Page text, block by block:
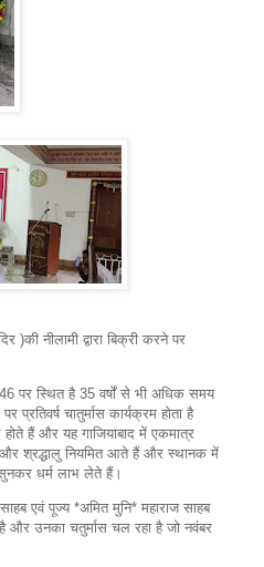
नीलामी द्वारा बिक्री करने पर
पर स्थित है 35 वर्षों से भी अधिक समय
चातुर्मास कार्यक्रम होता है
होते हैं और यह गाजियाबाद में एकमात्र
श्रद्धालु नियमित आते हैं और स्थानक में
धर्म लाभ लेते हैं।
एवं पूज्य *अमित मुनि* महाराज साहब
और उनका चतुर्मास चल रहा है जो नवंबर